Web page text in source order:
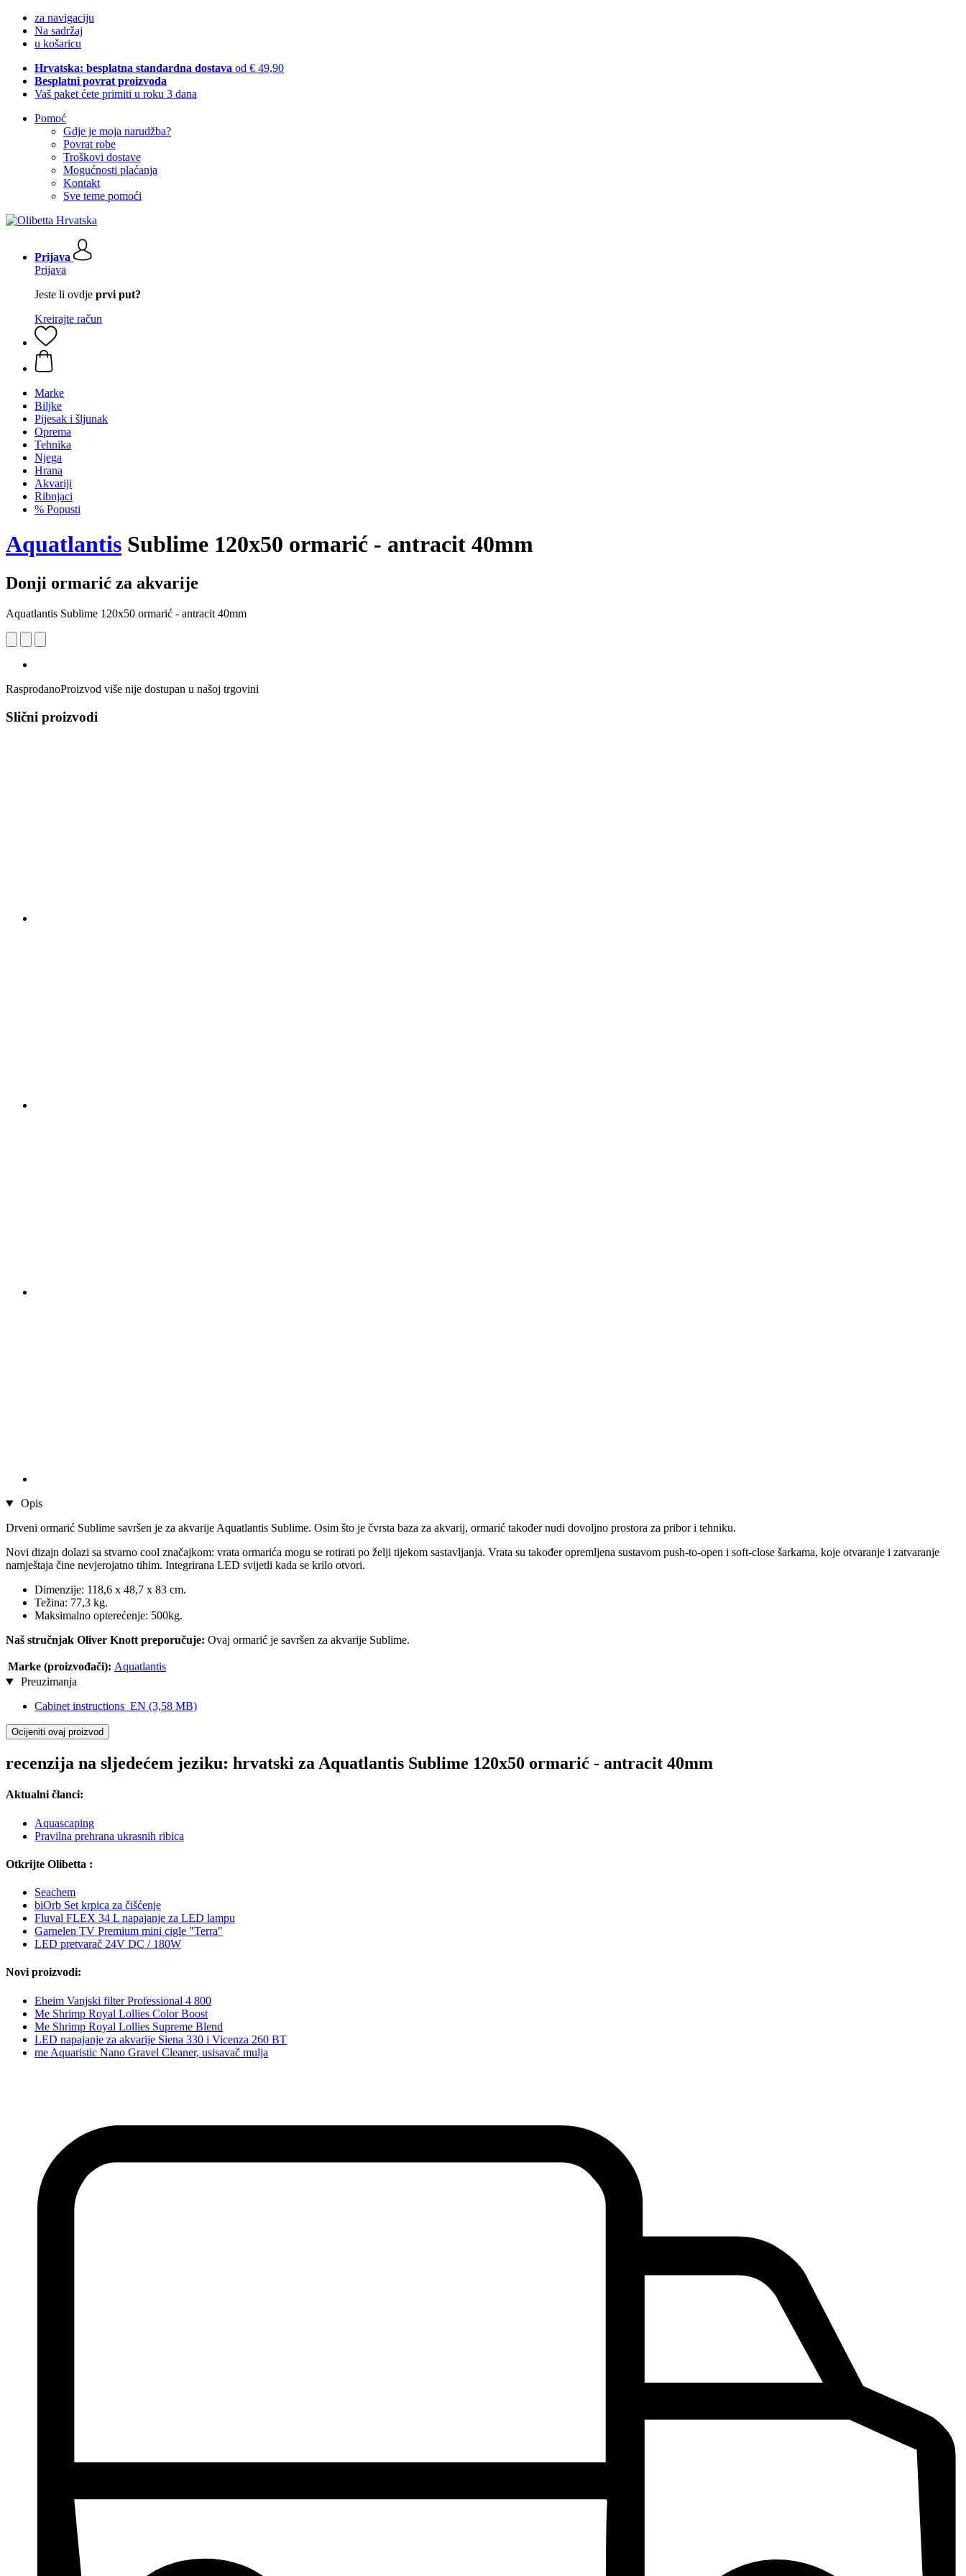
za navigaciju
Na sadržaj
u košaricu
Hrvatska: besplatna standardna dostava od € 49,90
Besplatni povrat proizvoda
Vaš paket ćete primiti u roku 3 dana
Pomoć
Gdje je moja narudžba?
Povrat robe
Troškovi dostave
Mogućnosti plaćanja
Kontakt
Sve teme pomoći
Prijava
Prijava
Jeste li ovdje prvi put?
Kreirajte račun
Marke
Biljke
Pijesak i šljunak
Oprema
Tehnika
Njega
Hrana
Akvariji
Ribnjaci
% Popusti
Aquatlantis Sublime 120x50 ormarić - antracit 40mm
Donji ormarić za akvarije
Aquatlantis Sublime 120x50 ormarić - antracit 40mm
RasprodanoProizvod više nije dostupan u našoj trgovini
Slični proizvodi
Opis
Drveni ormarić Sublime savršen je za akvarije Aquatlantis Sublime. Osim što je čvrsta baza za akvarij, ormarić također nudi dovoljno prostora za pribor i tehniku.
Novi dizajn dolazi sa stvarno cool značajkom: vrata ormarića mogu se rotirati po želji tijekom sastavljanja. Vrata su također opremljena sustavom push-to-open i soft-close šarkama, koje otvaranje i zatvaranje
namještaja čine nevjerojatno tihim. Integrirana LED svijetli kada se krilo otvori.
Dimenzije: 118,6 x 48,7 x 83 cm.
Težina: 77,3 kg.
Maksimalno opterećenje: 500kg.
Naš stručnjak Oliver Knott preporučuje: Ovaj ormarić je savršen za akvarije Sublime.
Marke (proizvođači): Aquatlantis
Preuzimanja
Cabinet instructions_EN (3,58 MB)
Ocijeniti ovaj proizvod
recenzija na sljedećem jeziku: hrvatski za Aquatlantis Sublime 120x50 ormarić - antracit 40mm
Aktualni članci:
Aquascaping
Pravilna prehrana ukrasnih ribica
Otkrijte Olibetta :
Seachem
biOrb Set krpica za čišćenje
Fluval FLEX 34 L napajanje za LED lampu
Garnelen TV Premium mini cigle "Terra"
LED pretvarač 24V DC / 180W
Novi proizvodi:
Eheim Vanjski filter Professional 4 800
Me Shrimp Royal Lollies Color Boost
Me Shrimp Royal Lollies Supreme Blend
LED napajanje za akvarije Siena 330 i Vicenza 260 BT
me Aquaristic Nano Gravel Cleaner, usisavač mulja